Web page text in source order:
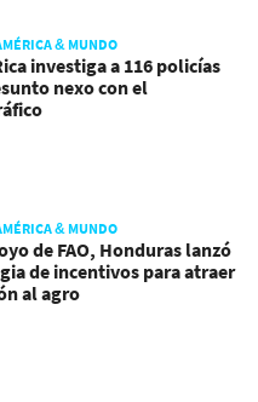
& MUNDO
investiga a 116 policías
nexo con el
& MUNDO
de FAO, Honduras lanzó
de incentivos para atraer
al agro